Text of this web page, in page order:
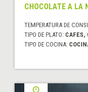
CHOCOLATE A LA
TEMPERATURA DE
TIPO DE PLATO: CAFES,
TIPO DE COCINA: